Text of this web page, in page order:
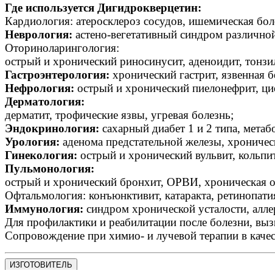
Где используется Дигидрокверцетин:
Кардиология: атеросклероз сосудов, ишемическая
Неврология: астено-вегетативный синдром
Оториноларингология:
острый и хронический риносинусит, аденоидит,
Гастроэнтерология: хронический гастрит, язвенная
Нефрология: острый и хронический пиелонефрит,
Дерматология:
дерматит, трофические язвы, угревая болезнь;
Эндокринология: сахарный диабет 1 и 2 типа,
Урология: аденома предстательной железы,
Гинекология: острый и хронический вульвит,
Пульмонология:
острый и хронический бронхит, ОРВИ, хроническая
Офтальмология: конъюнктивит, катаракта,
Иммунология: синдром хронической усталости,
Для профилактики и реабилитации после болезни,
Сопровождение при химио- и лучевой терапии в
ИЗГОТОВИТЕЛЬ